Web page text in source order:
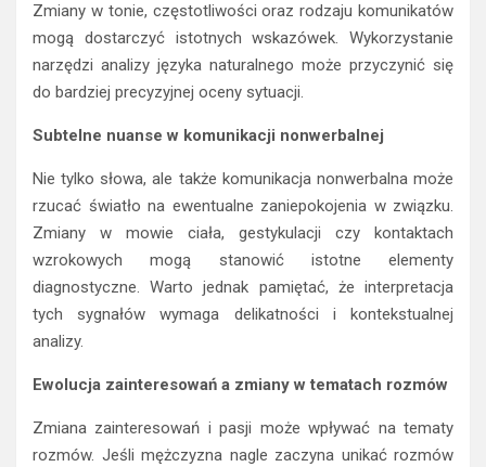
Zmiany w tonie, częstotliwości oraz rodzaju komunikatów
mogą dostarczyć istotnych wskazówek. Wykorzystanie
narzędzi analizy języka naturalnego może przyczynić się
do bardziej precyzyjnej oceny sytuacji.
Subtelne nuanse w komunikacji nonwerbalnej
Nie tylko słowa, ale także komunikacja nonwerbalna może
rzucać światło na ewentualne zaniepokojenia w związku.
Zmiany w mowie ciała, gestykulacji czy kontaktach
wzrokowych mogą stanowić istotne elementy
diagnostyczne. Warto jednak pamiętać, że interpretacja
tych sygnałów wymaga delikatności i kontekstualnej
analizy.
Ewolucja zainteresowań a zmiany w tematach rozmów
Zmiana zainteresowań i pasji może wpływać na tematy
rozmów. Jeśli mężczyzna nagle zaczyna unikać rozmów